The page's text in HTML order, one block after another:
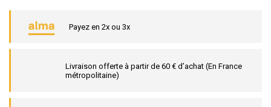
Payez en 2x ou 3x
Livraison offerte à partir de 60 € d’achat (En France
métropolitaine)